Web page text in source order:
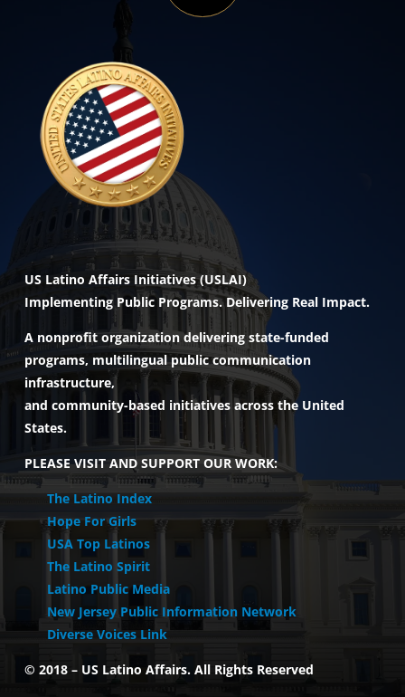
US Latino Affairs Initiatives (USLAI)
Implementing Public Programs. Delivering Real Impact.
A nonprofit organization delivering state-funded
programs, multilingual public communication
infrastructure,
and community-based initiatives across the United
States.
PLEASE VISIT AND SUPPORT OUR WORK:
The Latino Index
Hope For Girls
USA Top Latinos
The Latino Spirit
Latino Public Media
New Jersey Public Information Network
Diverse Voices Link
© 2018 – US Latino Affairs. All Rights Reserved